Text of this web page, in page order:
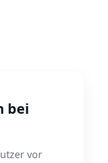
bei
vor